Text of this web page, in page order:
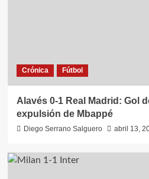
Crónica Fútbol
Alavés 0-1 Real Madrid: Gol
expulsión de Mbappé
Diego Serrano Salguero abril 13,